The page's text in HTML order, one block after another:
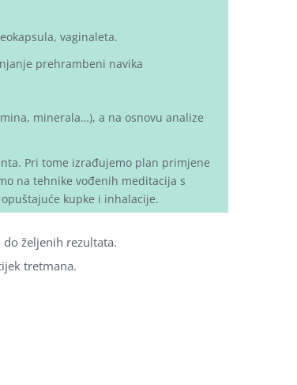
vaginaleta.
prehrambeni navika
minerala…), a na osnovu analize
Pri tome izrađujemo plan primjene
na tehnike vođenih meditacija s
kupke i inhalacije.
željenih rezultata.
tretmana.